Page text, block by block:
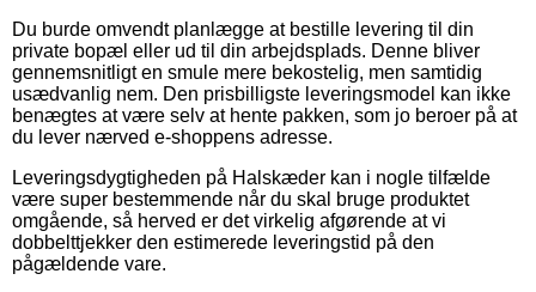
Du burde omvendt planlægge at bestille levering til din
private bopæl eller ud til din arbejdsplads. Denne bliver
gennemsnitligt en smule mere bekostelig, men samtidig
usædvanlig nem. Den prisbilligste leveringsmodel kan ikke
benægtes at være selv at hente pakken, som jo beroer på at
du lever nærved e-shoppens adresse.
Leveringsdygtigheden på Halskæder kan i nogle tilfælde
være super bestemmende når du skal bruge produktet
omgående, så herved er det virkelig afgørende at vi
dobbelttjekker den estimerede leveringstid på den
pågældende vare.